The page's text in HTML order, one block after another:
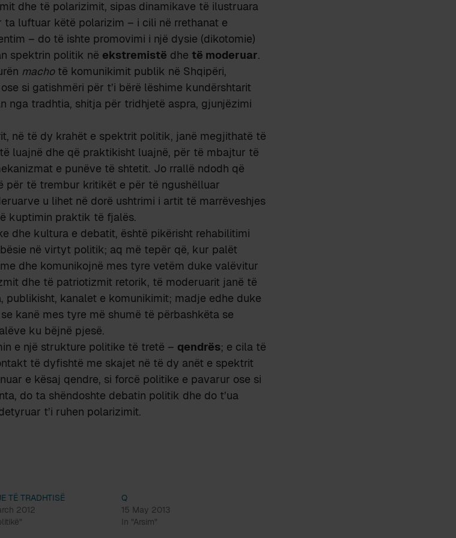
dhe të polarizimit, sipas dinamikave të ilustruara
ta luftuar këtë polarizim – i cili në rrethanat e
– do të ishte promovimi i një dysie (dikotomie)
spektrin politik në ekstremistë dhe të moderuar.
machotë komunikimit publik në Shqipëri,
si gatishmëri për t’i bërë lëshime kundërshtarit
nga tradhtia, shitja për tridhjetë aspra, gjunjëzimi
në të dy krahët e spektrit politik, janë megjithatë të
luajnë dhe që praktikisht luajnë, për të mbajtur të
e punëve të shtetit. Jo rrallë ndodh që
për të trembur kritikët e për të ngushëlluar
u lihet në dorë ushtrimi i artit të marrëveshjes
kuptimin praktik të fjalës.
dhe kultura e debatit, është pikërisht rehabilitimi
në virtyt politik; aq më tepër që, kur palët
dhe komunikojnë mes tyre vetëm duke valëvitur
dhe të patriotizmit retorik, të moderuarit janë të
publikisht, kanalet e komunikimit; madje edhe duke
kanë mes tyre më shumë të përbashkëta se
ku bëjnë pjesë.
e një strukture politike të tretë – qendrës; e cila të
të dyfishtë me skajet në të dy anët e spektrit
e kësaj qendre, si forcë politike e pavarur ose si
do ta shëndoshte debatin politik dhe do t’ua
t’i ruhen polarizimit.
TË TRADHTISË
2012
Q
15 May 2013
In "Arsim"